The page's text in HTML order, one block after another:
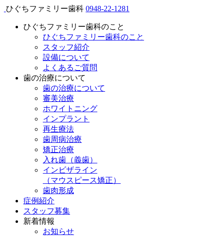
ひぐちファミリー歯科 0948-22-1281
ひぐちファミリー歯科のこと
ひぐちファミリー歯科のこと
スタッフ紹介
設備について
よくあるご質問
歯の治療について
歯の治療について
審美治療
ホワイトニング
インプラント
再生療法
歯周病治療
矯正治療
入れ歯（義歯）
インビザライン
（マウスピース矯正）
歯肉形成
症例紹介
スタッフ募集
新着情報
お知らせ